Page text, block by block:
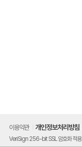
이용약관 개인정보처리방침
VeriSign 256-bit SSL 암호화 적용